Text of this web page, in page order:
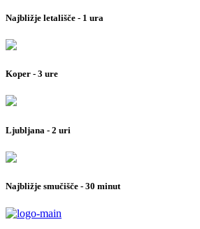
Najbližje letališče - 1 ura
Koper - 3 ure
Ljubljana - 2 uri
Najbližje smučišče - 30 minut